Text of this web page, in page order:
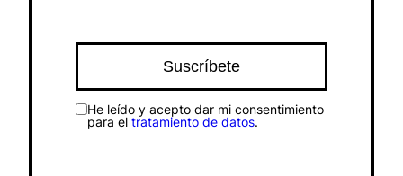
He leído y acepto dar mi consentimiento
para el tratamiento de datos.